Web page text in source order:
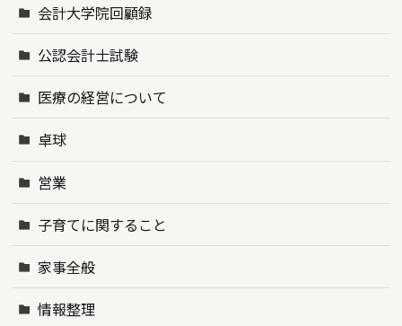
会計大学院回顧録
公認会計士試験
医療の経営について
卓球
営業
子育てに関すること
家事全般
情報整理